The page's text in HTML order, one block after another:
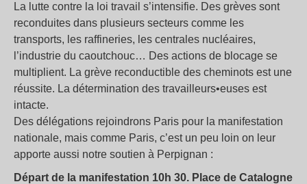
La lutte contre la loi travail s’intensifie. Des grèves sont
reconduites dans plusieurs secteurs comme les
transports, les raffineries, les centrales nucléaires,
l’industrie du caoutchouc… Des actions de blocage se
multiplient. La grève reconductible des cheminots est une
réussite. La détermination des travailleurs•euses est
intacte.
Des délégations rejoindrons Paris pour la manifestation
nationale, mais comme Paris, c’est un peu loin on leur
apporte aussi notre soutien à Perpignan :
Départ de la manifestation 10h 30. Place de Catalogne